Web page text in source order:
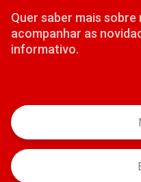
Quer saber mais
acompanhar as
informativo.